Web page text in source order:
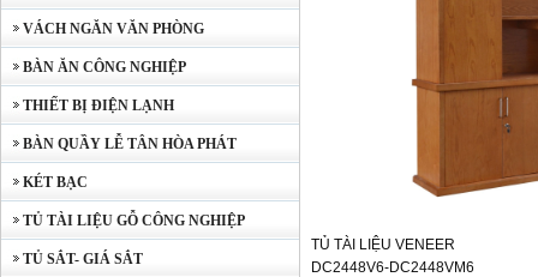
VÁCH NGĂN VĂN PHÒNG
BÀN ĂN CÔNG NGHIỆP
THIẾT BỊ ĐIỆN LẠNH
BÀN QUẦY LỄ TÂN HÒA PHÁT
KÉT BẠC
TỦ TÀI LIỆU GỖ CÔNG NGHIỆP
TỦ SẮT- GIÁ SẮT
TỦ TÀI LIỆU VENEER
DC2448V6-DC2448VM6